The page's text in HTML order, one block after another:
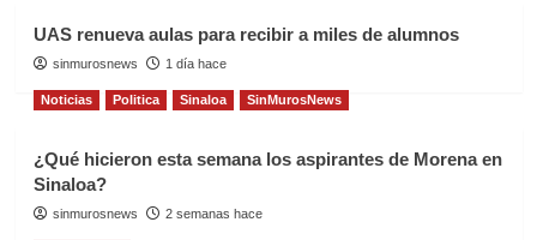
UAS renueva aulas para recibir a miles de alumnos
sinmurosnews 1 día hace
Noticias Politica Sinaloa SinMurosNews
¿Qué hicieron esta semana los aspirantes de Morena en
Sinaloa?
sinmurosnews 2 semanas hace